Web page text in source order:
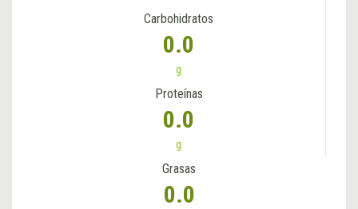
Carbohidratos
0.0
g
Proteínas
0.0
g
Grasas
0.0